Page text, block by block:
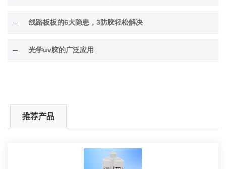
线路板板的6大隐患，3防胶轻松解决
光学uv胶的广泛应用
推荐产品